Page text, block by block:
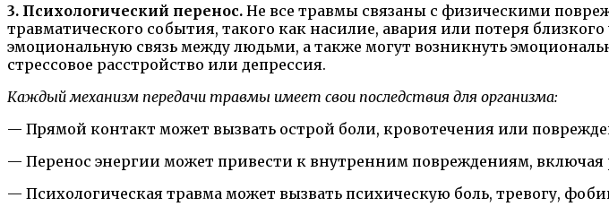
3. Психологический перенос. Не все травмы связаны с физическими
травматического события, такого как насилие, авария или потеря
эмоциональную связь между людьми, а также могут возникнуть
стрессовое расстройство или депрессия.
Каждый механизм передачи травмы имеет свои последствия для организма:
— Прямой контакт может вызвать острой боли, кровотечения или
— Перенос энергии может привести к внутренним повреждениям, включая
— Психологическая травма может вызвать психическую боль, тревогу,